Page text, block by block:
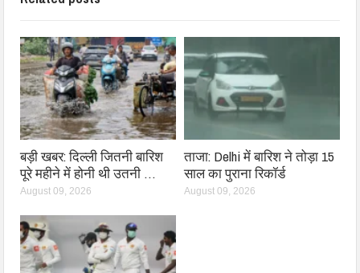
बड़ी खबर: दिल्ली जितनी बारिश
पूरे महीने में होनी थी उतनी …
August 09, 2026
ताजा: Delhi में बारिश ने तोड़ा 15
साल का पुराना रिकॉर्ड
August 09, 2026